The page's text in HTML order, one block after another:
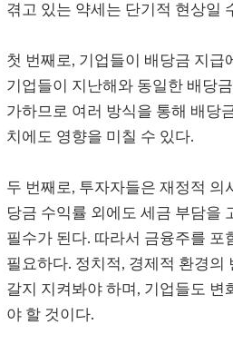
겪고 있는 약세는 단기적 현상일
첫 번째로, 기업들이 배당금 지
기업들이 지난해와 동일한 배당
가하므로 여러 방식을 통해 배당
치에도 영향을 미칠 수 있다.
두 번째로, 투자자들은 재정적 의
당금 수익률 외에도 세금 부담을
필수가 된다. 따라서 금융주를 포
필요하다. 정치적, 경제적 환경의
갈지 지켜봐야 하며, 기업들도 변
야 할 것이다.